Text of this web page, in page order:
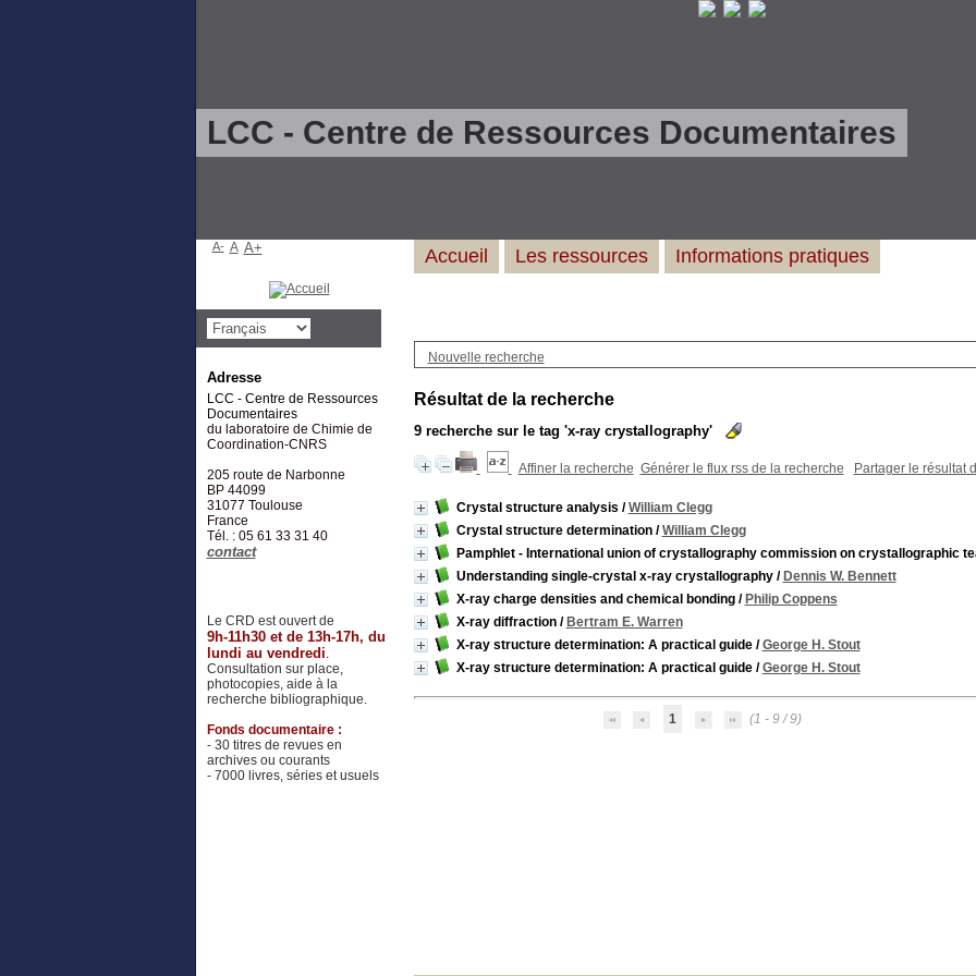
LCC - Centre de Ressources Documentaires
Nouvelle recherche
Résultat de la recherche
9recherche sur le tag 'x-ray crystallography'
Affiner la recherche Générer le flux rss de la recherche Partager le résultat
Crystal structure analysis /William Clegg
Crystal structure determination/William Clegg
Pamphlet - International union of crystallography commission on crystallographic
Understanding single-crystal x-ray crystallography/ Dennis W. Bennett
X-ray charge densities and chemical bonding/ Philip Coppens
X-ray diffraction/ Bertram E. Warren
X-ray structure determination: A practical guide/George H. Stout
X-ray structure determination: A practical guide/George H. Stout
1 (1 - 9 / 9)
Accueil Les ressources Informations pratiques
A- A A+
Adresse
LCC - Centre de Ressources
Documentaires
du laboratoire de Chimie de
Coordination-CNRS
205 route de Narbonne
BP 44099
31077 Toulouse
France
Tél. : 05 61 33 31 40
contact
Le CRD est ouvert de
9h-11h30 et de 13h-17h, du
lundi au vendredi.
Consultation sur place,
photocopies, aide à la
recherche bibliographique.
Fonds documentaire :
- 30 titres de revues en
archives ou courants
- 7000 livres, séries et usuels